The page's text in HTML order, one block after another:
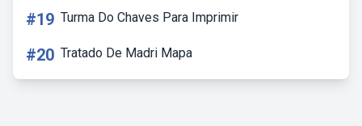
#19 Turma Do Chaves Para Imprimir
#20 Tratado De Madri Mapa